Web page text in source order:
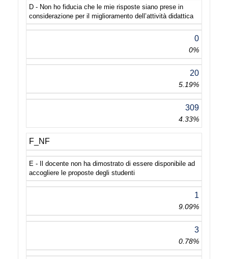
D - Non ho fiducia che le mie risposte siano prese in
considerazione per il miglioramento dell’attività didattica
0
0%
20
5.19%
309
4.33%
F_NF
E - Il docente non ha dimostrato di essere disponibile ad
accogliere le proposte degli studenti
1
9.09%
3
0.78%